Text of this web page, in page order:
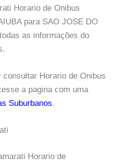
Horario de Onibus
para SAO JOSE DO
as informações do
Horario de Onibus
a pagina com uma
Suburbanos.